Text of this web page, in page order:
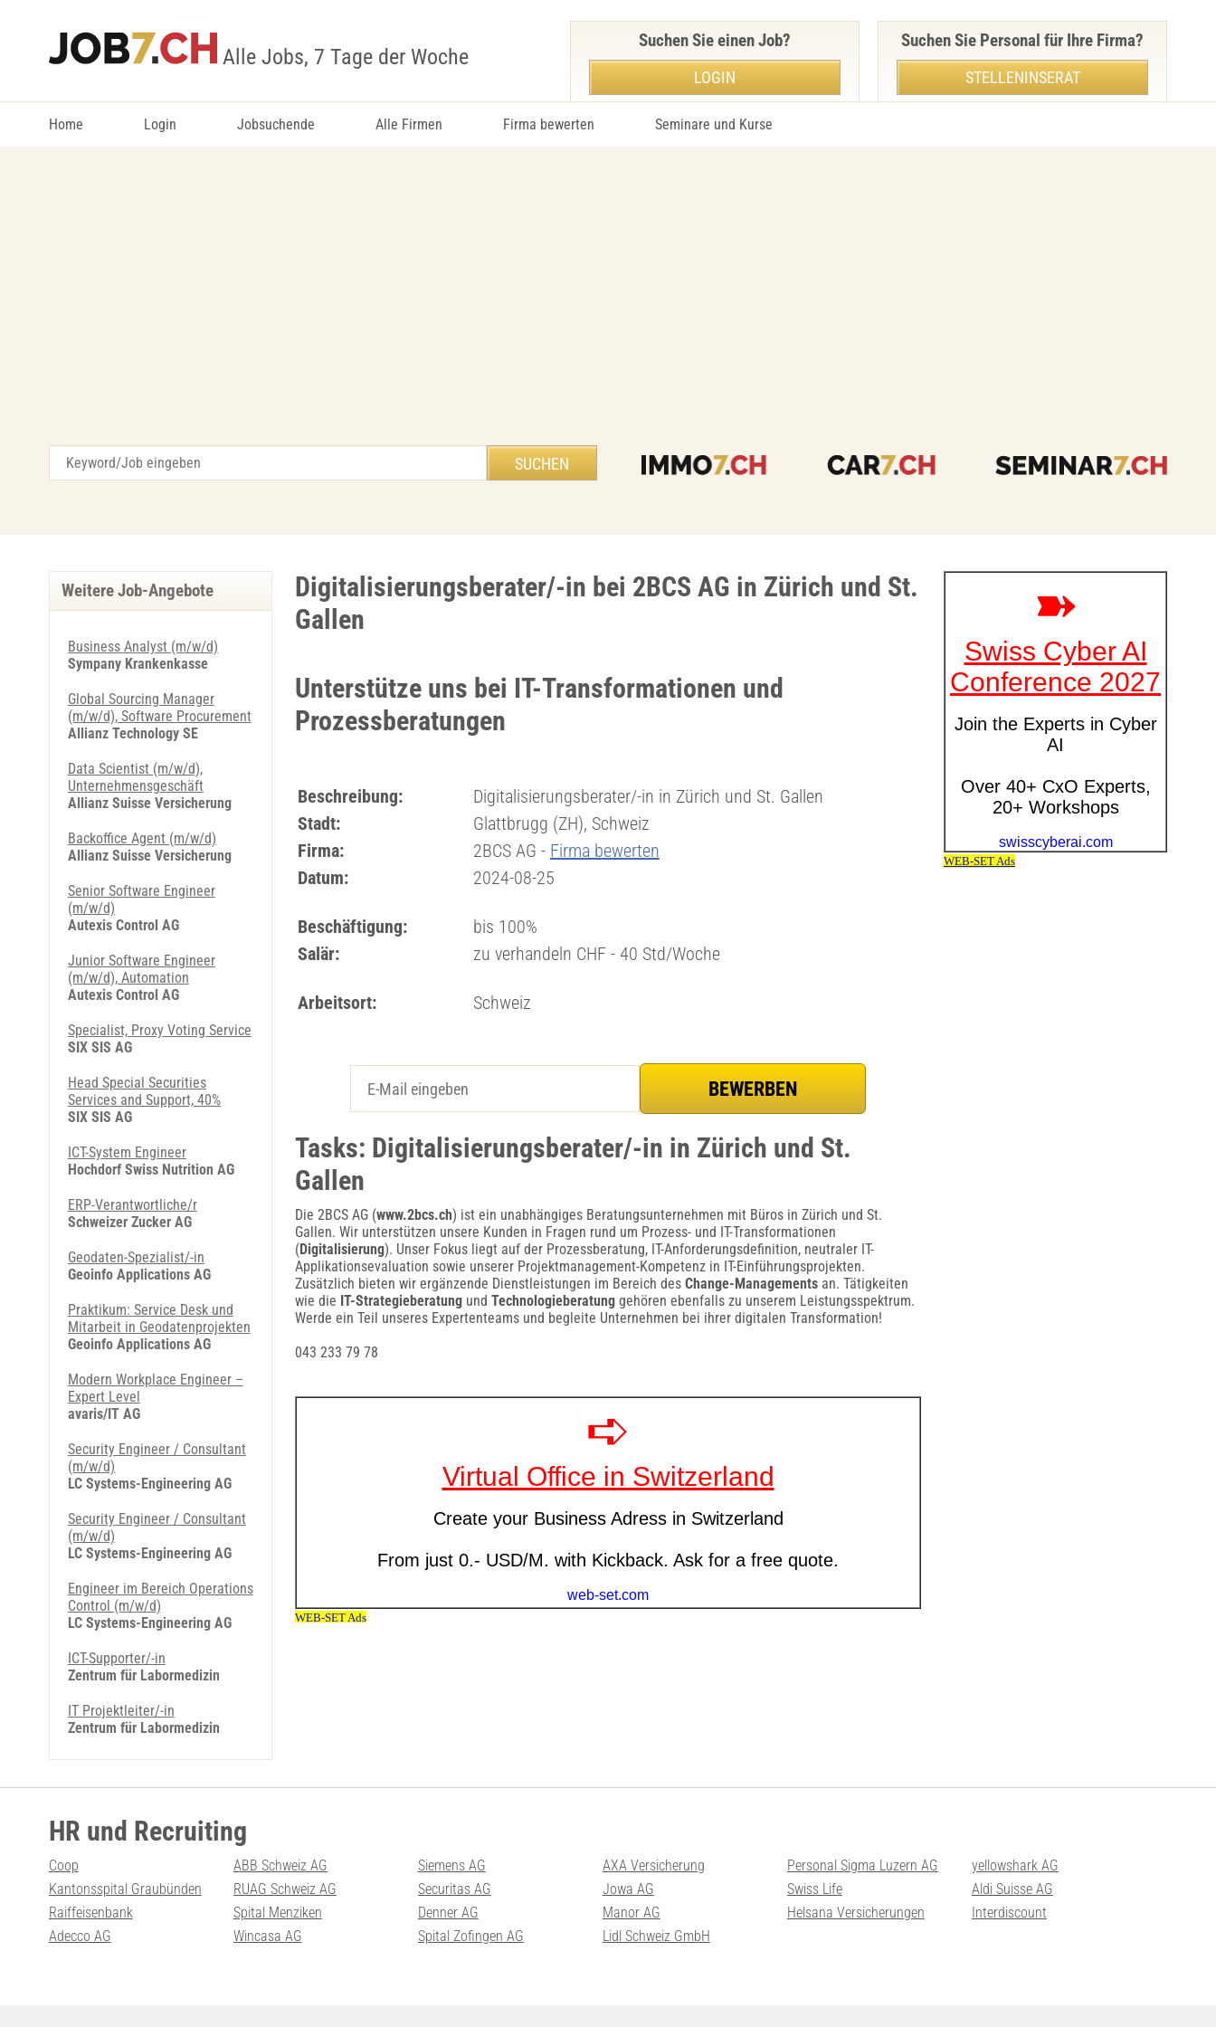
Alle Jobs, 7 Tage der Woche
Home Login Jobsuchende Alle Firmen Firma bewerten Seminare und Kurse
Suchen Sie einen Job?
LOGIN
Suchen Sie Personal für Ihre Firma?
STELLENINSERAT
Digitalisierungsberater/-in bei 2BCS AG in Zürich und St.
Gallen
Unterstütze uns bei IT-Transformationen und
Prozessberatungen
Beschreibung:
Digitalisierungsberater/-in in Zürich und St. Gallen
Stadt:
Glattbrugg (ZH), Schweiz
Firma:
2BCS AG - Firma bewerten
Datum:
2024-08-25
Beschäftigung:
bis 100%
Salär:
zu verhandeln CHF - 40 Std/Woche
Arbeitsort: Schweiz
Tasks: Digitalisierungsberater/-in in Zürich und St.
Gallen
Die 2BCS AG (www.2bcs.ch) ist ein unabhängiges Beratungsunternehmen mit Büros in Zürich und St.
Gallen. Wir unterstützen unsere Kunden in Fragen rund um Prozess- und IT-Transformationen
(Digitalisierung). Unser Fokus liegt auf der Prozessberatung, IT-Anforderungsdefinition, neutraler IT-
Applikationsevaluation sowie unserer Projektmanagement-Kompetenz in IT-Einführungsprojekten.
Zusätzlich bieten wir ergänzende Dienstleistungen im Bereich des Change-Managementsan. Tätigkeiten
wie die IT-Strategieberatungund Technologieberatunggehören ebenfalls zu unserem Leistungsspektrum.
Werde ein Teil unseres Expertenteams und begleite Unternehmen bei ihrer digitalen Transformation!
043 233 79 78
Weitere Job-Angebote
Business Analyst (m/w/d)
Sympany Krankenkasse
Global Sourcing Manager
(m/w/d), Software Procurement
Allianz Technology SE
Data Scientist (m/w/d),
Unternehmensgeschäft
Allianz Suisse Versicherung
Backoffice Agent (m/w/d)
Allianz Suisse Versicherung
Senior Software Engineer
(m/w/d)
Autexis Control AG
Junior Software Engineer
(m/w/d), Automation
Autexis Control AG
Specialist, Proxy Voting Service
SIX SIS AG
Head Special Securities
Services and Support, 40%
SIX SIS AG
ICT-System Engineer
Hochdorf Swiss Nutrition AG
ERP-Verantwortliche/r
Schweizer Zucker AG
Geodaten-Spezialist/-in
Geoinfo Applications AG
Praktikum: Service Desk und
Mitarbeit in Geodatenprojekten
Geoinfo Applications AG
Modern Workplace Engineer –
Expert Level
avaris/IT AG
Security Engineer / Consultant
(m/w/d)
LC Systems-Engineering AG
Security Engineer / Consultant
(m/w/d)
LC Systems-Engineering AG
Engineer im Bereich Operations
Control (m/w/d)
LC Systems-Engineering AG
ICT-Supporter/-in
Zentrum für Labormedizin
IT Projektleiter/-in
Zentrum für Labormedizin
HR und Recruiting
Coop ABB Schweiz AG Siemens AG AXA Versicherung Personal Sigma Luzern AG
yellowshark AG
Kantonsspital Graubünden
RUAG Schweiz AG Securitas AG Jowa AG Swiss Life
Aldi Suisse AG
Raiffeisenbank
Spital Menziken Denner AG Manor AG Helsana Versicherungen
Interdiscount
Adecco AG
Wincasa AG Spital Zofingen AG Lidl Schweiz GmbH